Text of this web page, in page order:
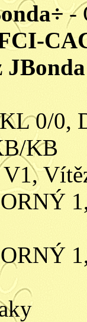
-
JBonda
0/0,
KB